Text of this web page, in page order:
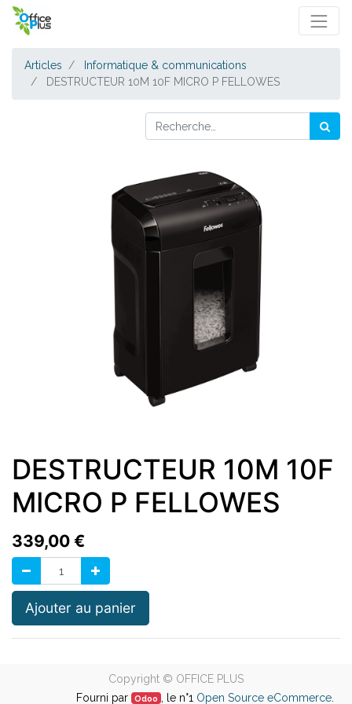
Articles
Informatique & communications
DESTRUCTEUR 10M 10F MICRO P FELLOWES
DESTRUCTEUR 10M 10F
MICRO P FELLOWES
339,00 €
Ajouter au panier
Copyright © OFFICE PLUS
Fourni par
Odoo , le n°1 Open Source eCommerce